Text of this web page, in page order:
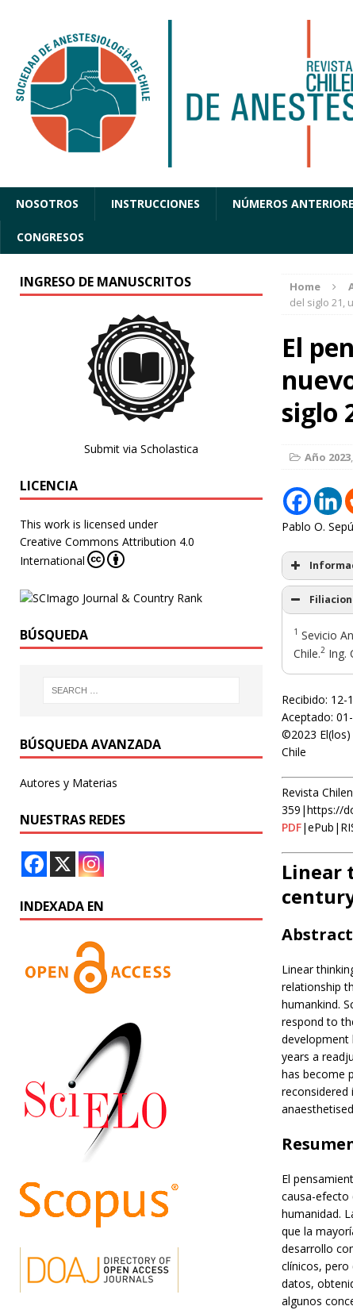
NOSOTROS INSTRUCCIONES NÚMEROS
CONGRESOS
Home
del siglo 21,
El
siglo
Año 2023,
Pablo O.
1 Sevicio
Chile.2Ing.
Recibido: 12-
Aceptado:
©2023
Chile
Revista
359|https://
PDF
Linear
Abstract
Linear
relationship
humankind.
respond to
development
years a
has become
reconsidered
El
causa-efecto
humanidad.
que la
desarrollo
clínicos,
datos,
algunos
INGRESO DE MANUSCRITOS
Submit via Scholastica
LICENCIA
This work is licensed under
Creative Commons Attribution 4.0
International
BÚSQUEDA
BÚSQUEDA AVANZADA
Autores y Materias
NUESTRAS REDES
INDEXADA EN